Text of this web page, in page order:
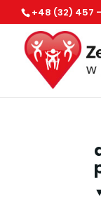
+48 (32) 457